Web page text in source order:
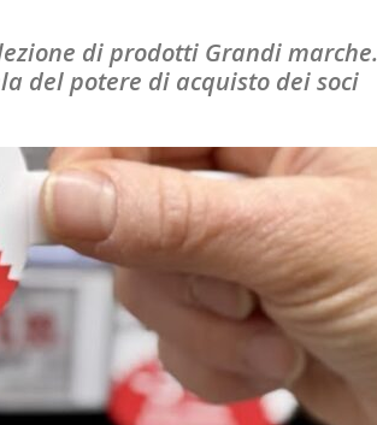
di prodotti Grandi
del potere di acquisto dei soci